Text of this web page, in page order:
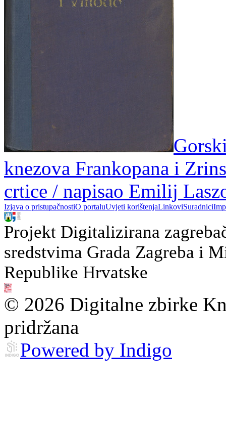
knezova Frankopana i
crtice / napisao Emilij
Izjava o pristupačnostiO portaluUvjeti korištenjaLinkoviSuradnici
Projekt Digitalizirana
sredstvima Grada Zagreba i
Republike Hrvatske
© 2026 Digitalne zbirke
pridržana
Powered by Indigo